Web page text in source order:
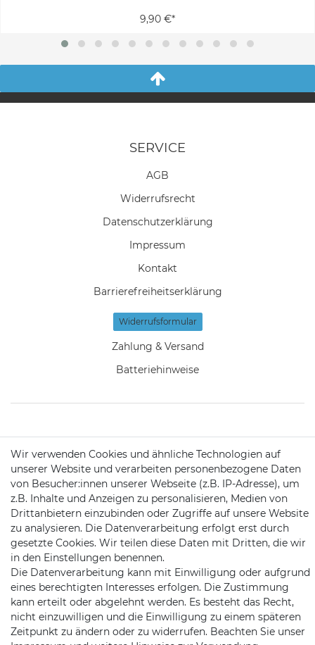
9,90 €*
SERVICE
AGB
Widerrufs­recht
Daten­schutz­erklärung
Impressum
Kontakt
Barrierefreiheitserklärung
Widerrufs­formular
Zahlung & Versand
Batteriehinweise
KONTAKT
Telefon:09721 / 9453362
Mail:info@satshopping.de
Kopenhagenstr. 4
97424 Schweinfurt
Wir verwenden Cookies und ähnliche Technologien auf
unserer Website und verarbeiten personenbezogene Daten
von Besucher:innen unserer Webseite (z.B. IP-Adresse), um
z.B. Inhalte und Anzeigen zu personalisieren, Medien von
Drittanbietern einzubinden oder Zugriffe auf unsere Website
zu analysieren. Die Datenverarbeitung erfolgt erst durch
gesetzte Cookies. Wir teilen diese Daten mit Dritten, die wir
in den Einstellungen benennen.
Die Datenverarbeitung kann mit Einwilligung oder aufgrund
eines berechtigten Interesses erfolgen. Die Zustimmung
kann erteilt oder abgelehnt werden. Es besteht das Recht,
nicht einzuwilligen und die Einwilligung zu einem späteren
Zeitpunkt zu ändern oder zu widerrufen. Beachten Sie unser